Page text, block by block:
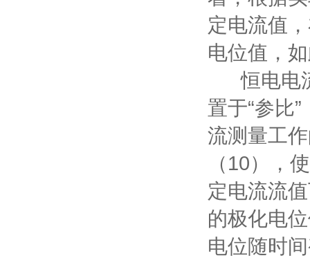
定电流值
电位值，
恒电电流
置于“参比
流测量工
（10），
定电流流
的极化电
电位随时